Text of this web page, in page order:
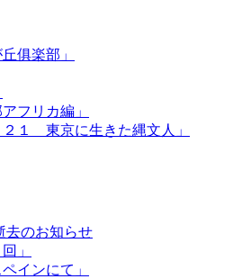
俱楽部」
フリカ編」
１ 東京に生きた縄文人」
去のお知らせ
」
インにて」